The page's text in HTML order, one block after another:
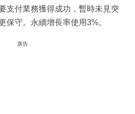
支付業務獲得成功，暫時未見突
保守。永續增長率使用3%。
廣告